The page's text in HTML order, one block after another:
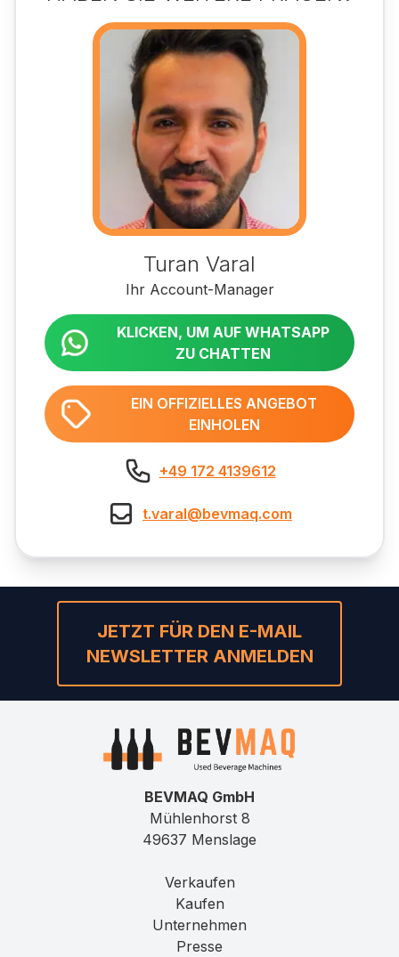
Turan Varal
Ihr Account-Manager
KLICKEN, UM AUF WHATSAPP
ZU CHATTEN
EIN OFFIZIELLES ANGEBOT
EINHOLEN
+49 172 4139612
t.varal@bevmaq.com
JETZT FÜR DEN E-MAIL
NEWSLETTER ANMELDEN
BEVMAQ GmbH
Mühlenhorst 8
49637 Menslage
Verkaufen
Kaufen
Unternehmen
Presse